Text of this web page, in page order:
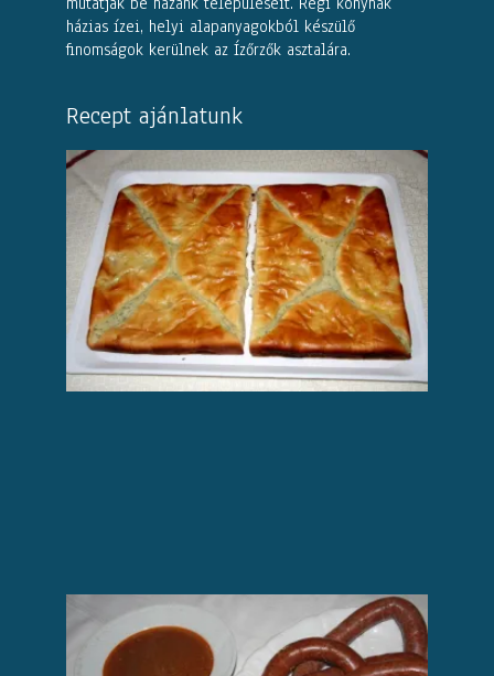
házias ízei, helyi alapanyagokból készülő
finomságok kerülnek az Ízőrzők asztalára.
Recept ajánlatunk